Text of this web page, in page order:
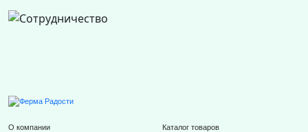
О компании Каталог товаров